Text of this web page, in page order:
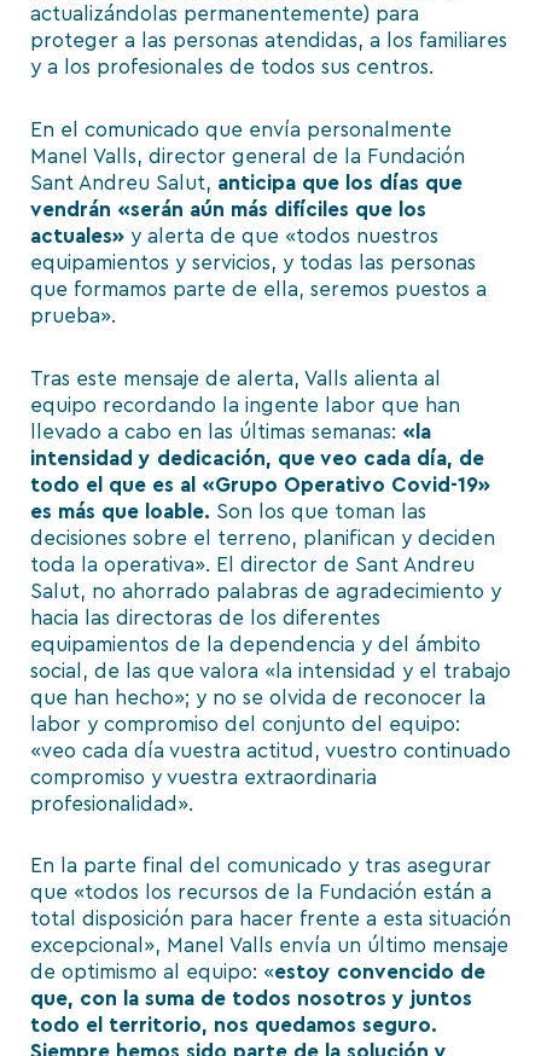
actualizándolas permanentemente) para
proteger a las personas atendidas, a los familiares
y a los profesionales de todos sus centros.
En el comunicado que envía personalmente
Manel Valls, director general de la Fundación
Sant Andreu Salut, anticipa que los días que
vendrán «serán aún más difíciles que los
actuales» y alerta de que «todos nuestros
equipamientos y servicios, y todas las personas
que formamos parte de ella, seremos puestos a
prueba».
Tras este mensaje de alerta, Valls alienta al
equipo recordando la ingente labor que han
llevado a cabo en las últimas semanas: «la
intensidad y dedicación, que veo cada día, de
todo el que es al «Grupo Operativo Covid-19»
es más que loable. Son los que toman las
decisiones sobre el terreno, planifican y deciden
toda la operativa». El director de Sant Andreu
Salut, no ahorrado palabras de agradecimiento y
hacia las directoras de los diferentes
equipamientos de la dependencia y del ámbito
social, de las que valora «la intensidad y el trabajo
que han hecho»; y no se olvida de reconocer la
labor y compromiso del conjunto del equipo:
«veo cada día vuestra actitud, vuestro continuado
compromiso y vuestra extraordinaria
profesionalidad».
En la parte final del comunicado y tras asegurar
que «todos los recursos de la Fundación están a
total disposición para hacer frente a esta situación
excepcional», Manel Valls envía un último mensaje
de optimismo al equipo: «estoy convencido de
que, con la suma de todos nosotros y juntos
todo el territorio, nos quedamos seguro.